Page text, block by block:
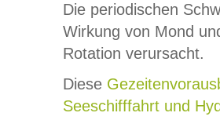
Die periodischen
Wirkung von Mond
Rotation verursacht.
Diese
Seeschifffahrt und